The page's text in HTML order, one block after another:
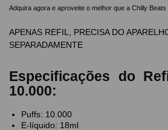
Adquira agora e aproveite o melhor que a Chilly
APENAS REFIL, PRECISA DO
SEPARADAMENTE
Especificações ​​do
10.000:
Puffs: 10.000
E-líquido: 18ml